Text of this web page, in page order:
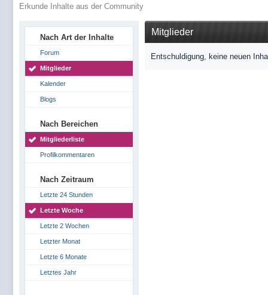
Erkunde Inhalte aus der Community
Nach Art der Inhalte
Forum
Mitglieder
Kalender
Blogs
Nach Bereichen
Mitgliederliste
Profilkommentaren
Nach Zeitraum
Letzte 24 Stunden
Letzte Woche
Letzte 2 Wochen
Letzter Monat
Letzte 6 Monate
Letztes Jahr
Mitglieder
Entschuldigung, keine neuen